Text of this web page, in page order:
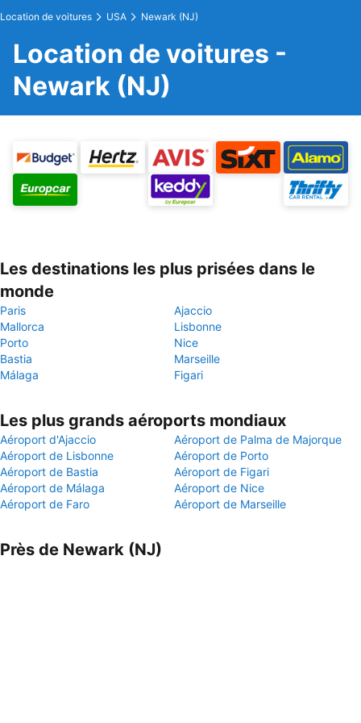
Location de voitures USA Newark (NJ)
Location de voitures -
Newark (NJ)
Les destinations les plus prisées dans le
monde
Paris
Ajaccio
Mallorca
Lisbonne
Porto
Nice
Bastia
Marseille
Málaga
Figari
Les plus grands aéroports mondiaux
Aéroport d'Ajaccio
Aéroport de Palma de Majorque
Aéroport de Lisbonne
Aéroport de Porto
Aéroport de Bastia
Aéroport de Figari
Aéroport de Málaga
Aéroport de Nice
Aéroport de Faro
Aéroport de Marseille
Près de Newark (NJ)